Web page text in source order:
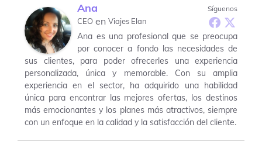
Síguenos
Ana
CEO en Viajes Elan
Ana es una profesional que se preocupa
por conocer a fondo las necesidades de
sus clientes, para poder ofrecerles una experiencia
personalizada, única y memorable. Con su amplia
experiencia en el sector, ha adquirido una habilidad
única para encontrar las mejores ofertas, los destinos
más emocionantes y los planes más atractivos, siempre
con un enfoque en la calidad y la satisfacción del cliente.